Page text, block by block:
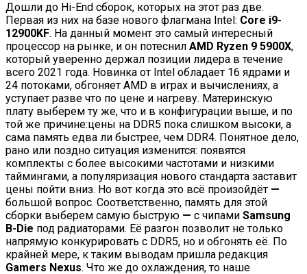
Дошли до Hi-End сборок, которых на этот раз две.
Первая из них на базе нового флагмана Intel: Core i9-
12900KF. На данный момент это самый интересный
процессор на рынке, и он потеснил AMD Ryzen 9 5900X,
который уверенно держал позиции лидера в течение
всего 2021 года. Новинка от Intel обладает 16 ядрами и
24 потоками, обгоняет AMD в играх и вычислениях, а
уступает разве что по цене и нагреву. Материнскую
плату выберем ту же, что и в конфигурации выше, и по
той же причине:цены на DDR5 пока слишком высоки, а
сама память едва ли быстрее, чем DDR4. Понятное дело,
рано или поздно ситуация изменится: появятся
комплекты с более высокими частотами и низкими
таймингами, а популяризация нового стандарта заставит
цены пойти вниз. Но вот когда это всё произойдёт —
большой вопрос. Соответственно, память для этой
сборки выберем самую быструю — с чипами Samsung
B-Die под радиаторами. Её разгон позволит не только
напрямую конкурировать с DDR5, но и обгонять её. По
крайней мере, к таким выводам пришла редакция
Gamers Nexus. Что же до охлаждения, то наше